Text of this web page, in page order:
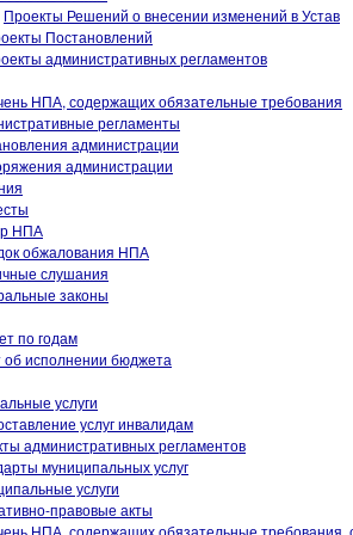
Проекты Решений о внесении изменений в Устав
Постановлений
административных регламентов
НПА, содержащих обязательные требования
регламенты
администрации
администрации
НПА
обжалования НПА
слушания
законы
по годам
об исполнении бюджета
услуги
услуг инвалидам
административных регламентов
муниципальных услуг
услуги
правовые акты
НПА, содержащих обязательные требования,